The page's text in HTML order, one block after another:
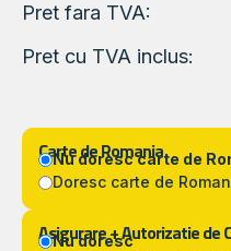
Pret fara TVA:
Pret cu TVA inclus:
Carte de Romania
Nu doresc carte de
Doresc carte de
Asigurare + Autorizatie de
Nu doresc